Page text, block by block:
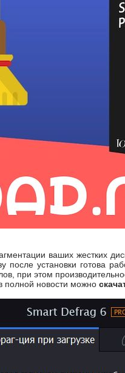
ваших жестких
установки готова
при этом
полной новости можно